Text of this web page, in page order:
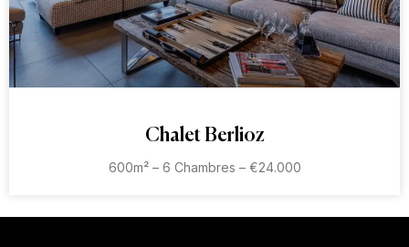
Chalet Berlioz
600m² – 6 Chambres – €24.000